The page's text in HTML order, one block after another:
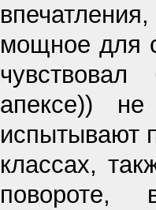
мощное для
апексе))
испытывают
классах,
повороте,